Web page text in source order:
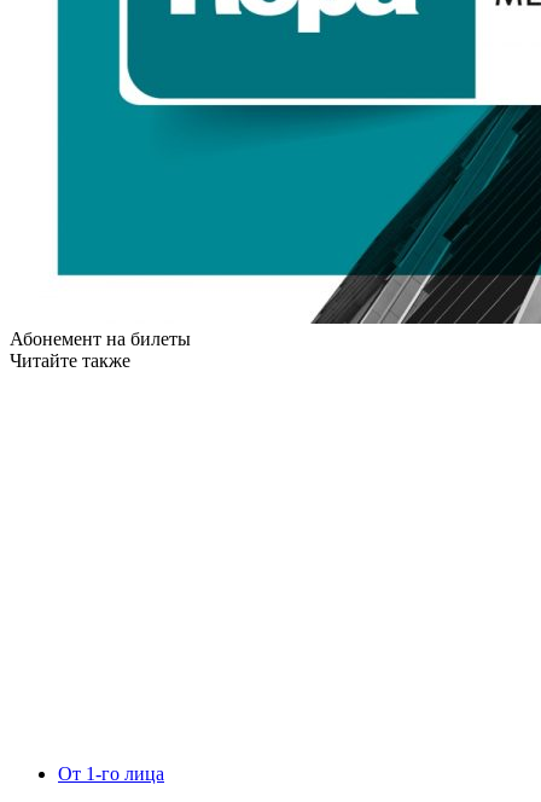
Абонемент на билеты
Читайте также
От 1-го лица